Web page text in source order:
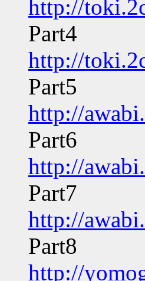
http://
Part4
http://
Part5
http://
Part6
http://
Part7
http://
Part8
http://